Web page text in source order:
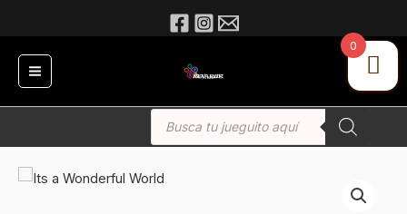
al
contenido
Búsqueda
productos
0